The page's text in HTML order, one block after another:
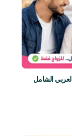
الشامل